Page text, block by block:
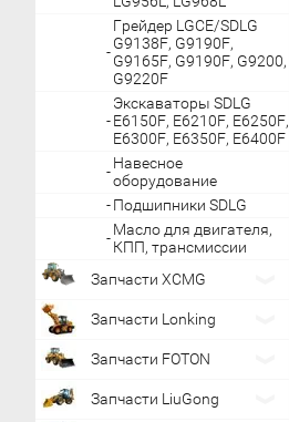
Грейдер LGCE/SDLG
G9138F, G9190F,
G9165F, G9190F, G9200,
G9220F
Экскаваторы SDLG
E6150F, E6210F, E6250F,
E6300F, E6350F, E6400F
Навесное
оборудование
Подшипники SDLG
Масло для двигателя,
КПП, трансмиссии
Запчасти XCMG
Запчасти Lonking
Запчасти FOTON
Запчасти LiuGong